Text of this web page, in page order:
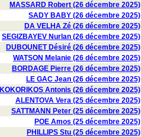
MASSARD Robert (26 décembre 2025)
SADY BABY (26 décembre 2025)
DA VELHA Zé (26 décembre 2025)
SEGIZBAYEV Nurlan (26 décembre 2025)
DUBOUNET Désiré (26 décembre 2025)
WATSON Melanie (26 décembre 2025)
BORDAGE Pierre (26 décembre 2025)
LE GAC Jean (26 décembre 2025)
KOKORIKOS Antonis (26 décembre 2025)
ALENTOVA Vera (25 décembre 2025)
SATTMANN Peter (25 décembre 2025)
POE Amos (25 décembre 2025)
PHILLIPS Stu (25 décembre 2025)